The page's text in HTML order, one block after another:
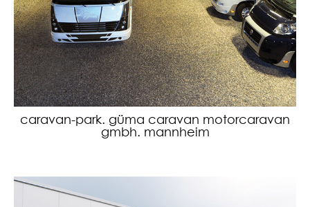
caravan-park. güma caravan motorcaravan
gmbh. mannheim